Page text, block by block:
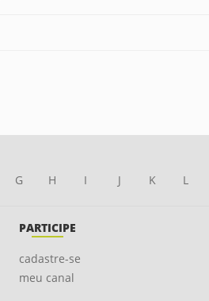
G H I J K L
PARTICIPE
cadastre-se
meu canal